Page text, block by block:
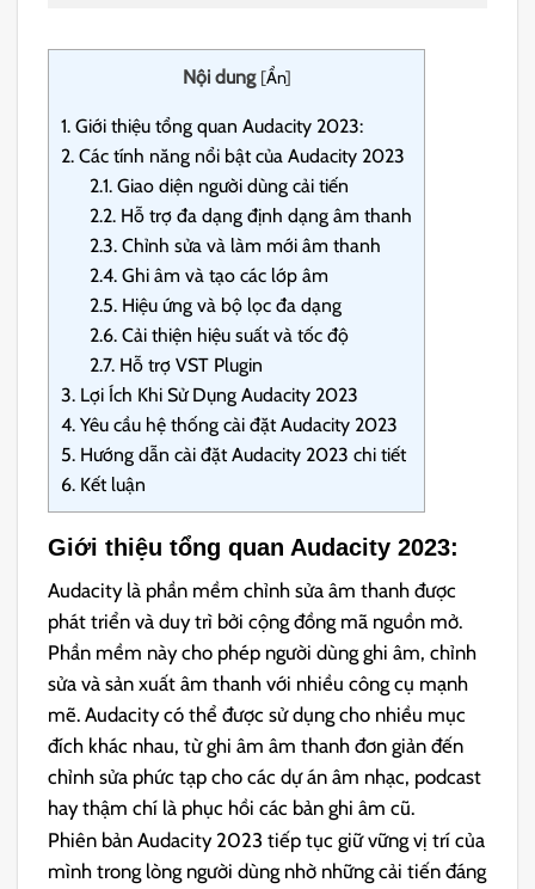
Nội dung [Ẩn]
1. Giới thiệu tổng quan Audacity 2023:
2. Các tính năng nổi bật của Audacity 2023
2.1. Giao diện người dùng cải tiến
2.2. Hỗ trợ đa dạng định dạng âm thanh
2.3. Chỉnh sửa và làm mới âm thanh
2.4. Ghi âm và tạo các lớp âm
2.5. Hiệu ứng và bộ lọc đa dạng
2.6. Cải thiện hiệu suất và tốc độ
2.7. Hỗ trợ VST Plugin
3. Lợi Ích Khi Sử Dụng Audacity 2023
4. Yêu cầu hệ thống cài đặt Audacity 2023
5. Hướng dẫn cài đặt Audacity 2023 chi tiết
6. Kết luận
Giới thiệu tổng quan Audacity 2023:
Audacity là phần mềm chỉnh sửa âm thanh được
phát triển và duy trì bởi cộng đồng mã nguồn mở.
Phần mềm này cho phép người dùng ghi âm, chỉnh
sửa và sản xuất âm thanh với nhiều công cụ mạnh
mẽ. Audacity có thể được sử dụng cho nhiều mục
đích khác nhau, từ ghi âm âm thanh đơn giản đến
chỉnh sửa phức tạp cho các dự án âm nhạc, podcast
hay thậm chí là phục hồi các bản ghi âm cũ.
Phiên bản Audacity 2023 tiếp tục giữ vững vị trí của
mình trong lòng người dùng nhờ những cải tiến đáng